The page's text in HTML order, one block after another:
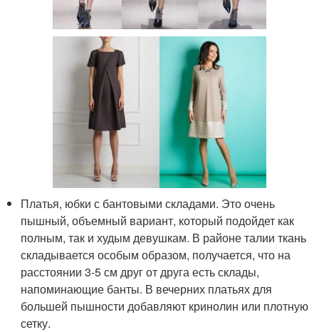
Платья, юбки с бантовыми складами. Это очень
пышный, объемный вариант, который подойдет как
полным, так и худым девушкам. В районе талии ткань
складывается особым образом, получается, что на
расстоянии 3-5 см друг от друга есть склады,
напоминающие банты. В вечерних платьях для
большей пышности добавляют кринолин или плотную
сетку.